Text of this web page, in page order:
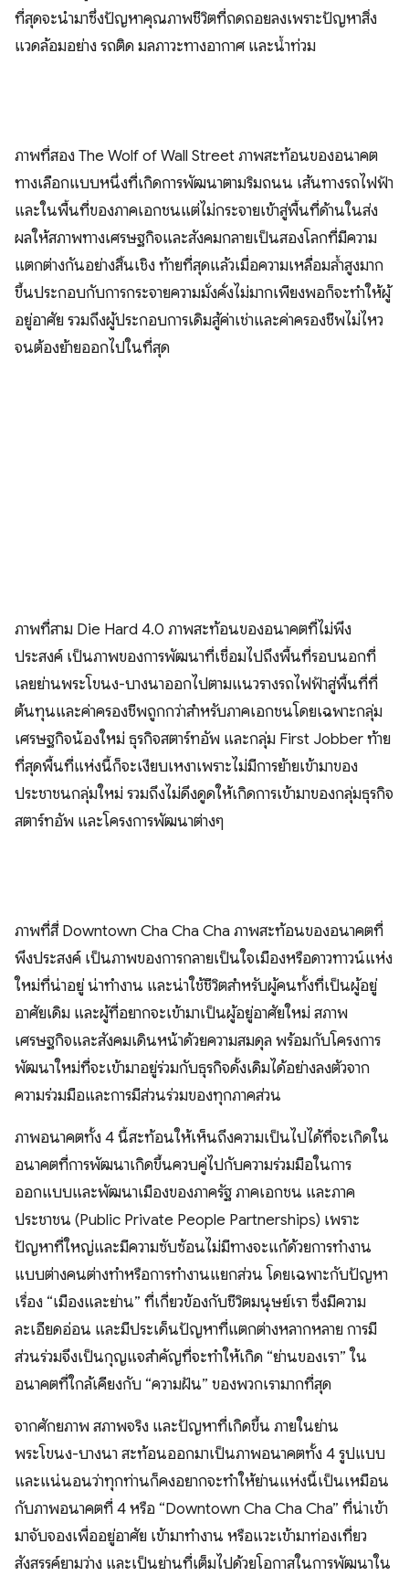
ที่สุดจะนำมาซึ่งปัญหาคุณภาพชีวิตที่ถดถอยลงเพราะปัญหาสิ่ง
แวดล้อมอย่าง รถติด มลภาวะทางอากาศ และน้ำท่วม
ภาพที่สอง The Wolf of Wall Street ภาพสะท้อนของอนาคต
ทางเลือกแบบหนึ่งที่เกิดการพัฒนาตามริมถนน เส้นทางรถไฟฟ้า
และในพื้นที่ของภาคเอกชนแต่ไม่กระจายเข้าสู่พื้นที่ด้านในส่ง
ผลให้สภาพทางเศรษฐกิจและสังคมกลายเป็นสองโลกที่มีความ
แตกต่างกันอย่างสิ้นเชิง ท้ายที่สุดแล้วเมื่อความเหลื่อมล้ำสูงมาก
ขึ้นประกอบกับการกระจายความมั่งคั่งไม่มากเพียงพอก็จะทำให้ผู้
อยู่อาศัย รวมถึงผู้ประกอบการเดิมสู้ค่าเช่าและค่าครองชีพไม่ไหว
จนต้องย้ายออกไปในที่สุด
​ภาพที่สาม Die Hard 4.0 ภาพสะท้อนของอนาคตที่ไม่พึง
ประสงค์ เป็นภาพของการพัฒนาที่เชื่อมไปถึงพื้นที่รอบนอกที่
เลยย่านพระโขนง-บางนาออกไปตามแนวรางรถไฟฟ้าสู่พื้นที่ที่
ต้นทุนและค่าครองชีพถูกกว่าสำหรับภาคเอกชนโดยเฉพาะกลุ่ม
เศรษฐกิจน้องใหม่ ธุรกิจสตาร์ทอัพ และกลุ่ม First Jobber ท้าย
ที่สุดพื้นที่แห่งนี้ก็จะเงียบเหงาเพราะไม่มีการย้ายเข้ามาของ
ประชาชนกลุ่มใหม่ รวมถึงไม่ดึงดูดให้เกิดการเข้ามาของกลุ่มธุรกิจ
สตาร์ทอัพ และโครงการพัฒนาต่างๆ
​ภาพที่สี่ Downtown Cha Cha Cha ภาพสะท้อนของอนาคตที่
พึงประสงค์ เป็นภาพของการกลายเป็นใจเมืองหรือดาวทาวน์แห่ง
ใหม่ที่น่าอยู่ น่าทำงาน และน่าใช้ชีวิตสำหรับผู้คนทั้งที่เป็นผู้อยู่
อาศัยเดิม และผู้ที่อยากจะเข้ามาเป็นผู้อยู่อาศัยใหม่ สภาพ
เศรษฐกิจและสังคมเดินหน้าด้วยความสมดุล พร้อมกับโครงการ
พัฒนาใหม่ที่จะเข้ามาอยู่ร่วมกับธุรกิจดั้งเดิมได้อย่างลงตัวจาก
ความร่วมมือและการมีส่วนร่วมของทุกภาคส่วน
​ภาพอนาคตทั้ง 4 นี้สะท้อนให้เห็นถึงความเป็นไปได้ที่จะเกิดใน
อนาคตที่การพัฒนาเกิดขึ้นควบคู่ไปกับความร่วมมือในการ
ออกแบบและพัฒนาเมืองของภาครัฐ ภาคเอกชน และภาค
ประชาชน (Public Private People Partnerships) เพราะ
ปัญหาที่ใหญ่และมีความซับซ้อนไม่มีทางจะแก้ด้วยการทำงาน
แบบต่างคนต่างทำหรือการทำงานแยกส่วน โดยเฉพาะกับปัญหา
เรื่อง “เมืองและย่าน” ที่เกี่ยวข้องกับชีวิตมนุษย์เรา ซึ่งมีความ
ละเอียดอ่อน และมีประเด็นปัญหาที่แตกต่างหลากหลาย การมี
ส่วนร่วมจึงเป็นกุญแจสำคัญที่จะทำให้เกิด “ย่านของเรา” ใน
อนาคตที่ใกล้เคียงกับ “ความฝัน” ของพวกเรามากที่สุด
จากศักยภาพ สภาพจริง และปัญหาที่เกิดขึ้น ภายในย่าน
พระโขนง-บางนา สะท้อนออกมาเป็นภาพอนาคตทั้ง 4 รูปแบบ
และแน่นอนว่าทุกท่านก็คงอยากจะทำให้ย่านแห่งนี้เป็นเหมือน
กับภาพอนาคตที่ 4 หรือ “Downtown Cha Cha Cha” ที่น่าเข้า
มาจับจองเพื่ออยู่อาศัย เข้ามาทำงาน หรือแวะเข้ามาท่องเที่ยว
สังสรรค์ยามว่าง และเป็นย่านที่เต็มไปด้วยโอกาสในการพัฒนาใน